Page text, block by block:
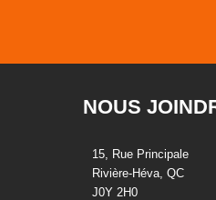
NOUS
15, Rue Principale
Rivière-Héva, QC
J0Y 2H0